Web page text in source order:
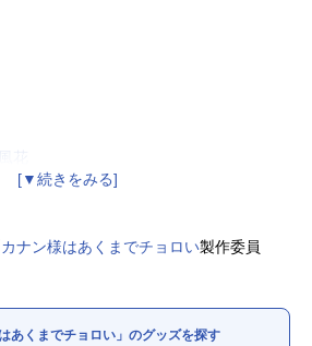
かる
カナン様はあくまでチョロい製作委員
あくまでチョロい」のグッズを探す